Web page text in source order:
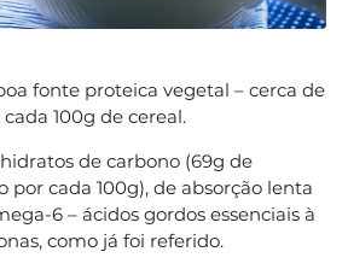
fonte proteica vegetal – cerca de
100g de cereal.
de carbono (69g de
por cada 100g), de absorção lenta
6 – ácidos gordos essenciais à
como já foi referido.